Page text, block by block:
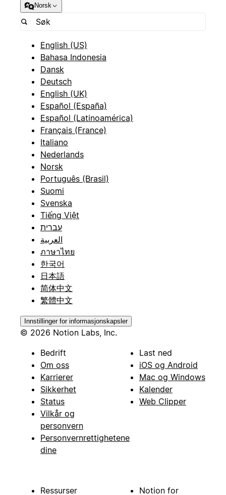
Norsk
English (US)
Bahasa Indonesia
Dansk
Deutsch
English (UK)
Español (España)
Español (Latinoamérica)
Français (France)
Italiano
Nederlands
Norsk
Português (Brasil)
Suomi
Svenska
Tiếng Việt
עברית
العربية
ภาษาไทย
한국어
日本語
简体中文
繁體中文
Innstillinger for informasjonskapsler
© 2026 Notion Labs, Inc.
Bedrift
Om oss
Karrierer
Sikkerhet
Status
Vilkår og
personvern
Personvernrettighetene
dine
Last ned
iOS og Android
Mac og Windows
Kalender
Web Clipper
Ressurser Notion for